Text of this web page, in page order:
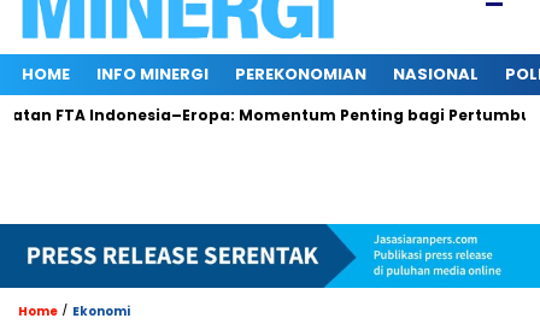
HOME INFO MINERGI PEREKONOMIAN NASIONAL
Indonesia–Eropa: Momentum Penting bagi Pertumbuhan dan
Home / Ekonomi